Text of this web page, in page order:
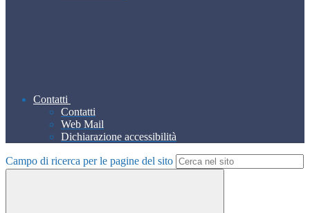
Contatti
Contatti
Web Mail
Dichiarazione accessibilità
Campo di ricerca per le pagine del sito